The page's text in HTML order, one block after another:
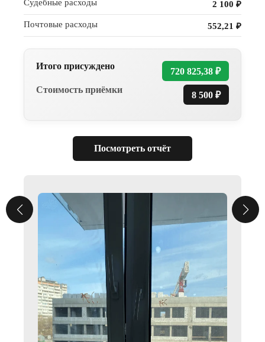
Судебные расходы 2 100 ₽
Почтовые расходы 552,21 ₽
Итого присуждено
720 825,38 ₽
Стоимость приёмки
8 500 ₽
Посмотреть отчёт
ИНСТРУМЕНТЫ
НАШИХ
ЭКСПЕРТОВ
ТЕСТЕР
НАПРЯЖЕНИЯ
TESTO 750-2
Определение наличия напряжения,
заземления в розетках и в щите
механизации. Проверка срабатывания
УЗО. Проверка остаточного напряжения.